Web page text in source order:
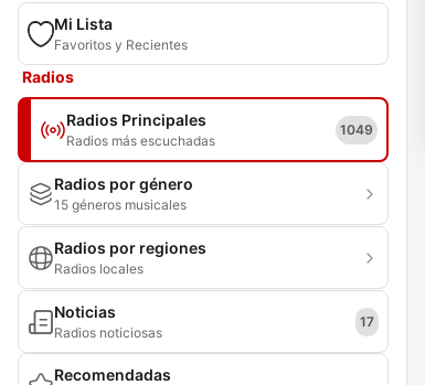
Mi Lista
Favoritos y Recientes
Radios
Radios Principales
Radios más escuchadas
1049
Radios por género
15 géneros musicales
Radios por regiones
Radios locales
Noticias
Radios noticiosas
17
Recomendadas